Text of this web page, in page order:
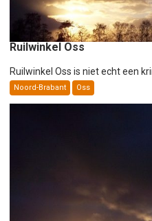
Ruilwinkel Oss
Ruilwinkel Oss is niet echt een
Noord-Brabant Oss